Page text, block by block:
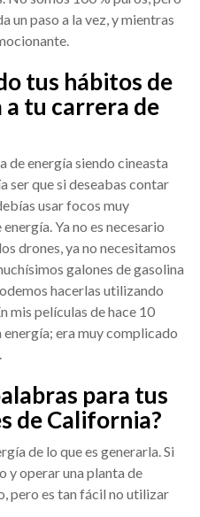
un paso a la vez, y mientras
tus hábitos de
tu carrera de
de energía siendo cineasta
ser que si deseabas contar
usar focos muy
Ya no es necesario
drones, ya no necesitamos
galones de gasolina
hacerlas utilizando
mis películas de hace 10
era muy complicado
para tus
de California?
de lo que es generarla. Si
y operar una planta de
pero es tan fácil no utilizar